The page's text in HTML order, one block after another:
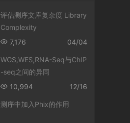
评估测序文库复杂度 Library
Complexity
04/04
7,176
WGS,WES,RNA-Seq与ChIP
-seq之间的异同
12/16
10,994
测序中加入Phix的作用